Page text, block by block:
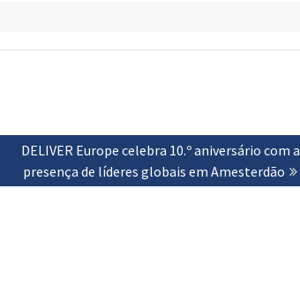
Next
post:
DELIVER Europe celebra 10.º aniversário com a
presença de líderes globais em Amesterdão